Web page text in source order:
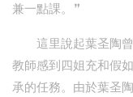
兼一點課。”
這里說起葉圣陶
教師感到四姐充和假
承的任務。由於葉圣